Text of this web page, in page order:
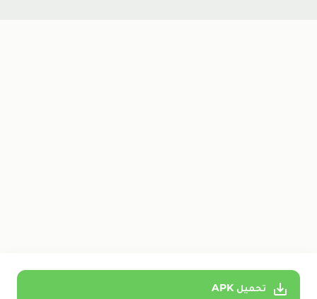
تحميل APK